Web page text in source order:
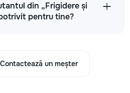
din „Frigidere și
pentru tine?
Contactează un meșter